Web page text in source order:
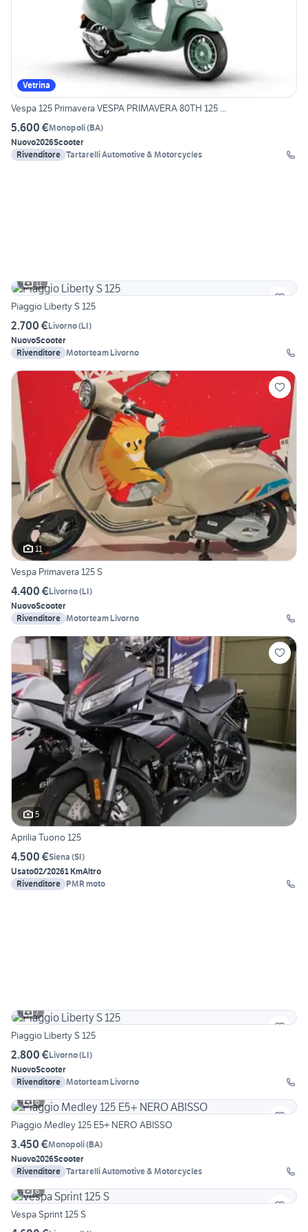
Vetrina
Vespa 125 Primavera VESPA PRIMAVERA 80TH 125 ...
5.600 €Monopoli(BA)
Nuovo2026Scooter
Rivenditore Tartarelli Automotive & Motorcycles
11
Piaggio Liberty S 125
2.700 €Livorno(LI)
NuovoScooter
Rivenditore Motorteam Livorno
11
Vespa Primavera 125 S
4.400 €Livorno(LI)
NuovoScooter
Rivenditore Motorteam Livorno
5
Aprilia Tuono 125
4.500 €Siena (SI)
Usato02/20261 KmAltro
Rivenditore PMR moto
7
Piaggio Liberty S 125
2.800 €Livorno(LI)
NuovoScooter
Rivenditore Motorteam Livorno
6
Piaggio Medley 125 E5+ NERO ABISSO
3.450 €Monopoli(BA)
Nuovo2026Scooter
Rivenditore Tartarelli Automotive & Motorcycles
6
Vespa Sprint 125 S